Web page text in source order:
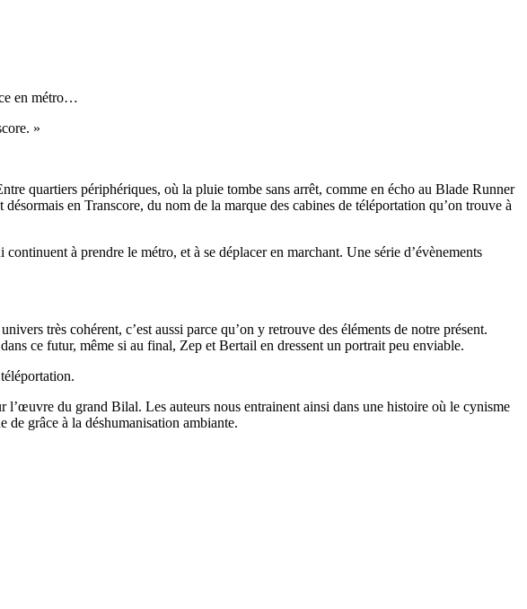
en métro…
»
quartiers périphériques, où la pluie tombe sans arrêt, comme en écho au Blade Runner
en Transcore, du nom de la marque des cabines de téléportation qu’on trouve à
à prendre le métro, et à se déplacer en marchant. Une série d’évènements
très cohérent, c’est aussi parce qu’on y retrouve des éléments de notre présent.
ce futur, même si au final, Zep et Bertail en dressent un portrait peu enviable.
l’œuvre du grand Bilal. Les auteurs nous entrainent ainsi dans une histoire où le cynisme
de grâce à la déshumanisation ambiante.